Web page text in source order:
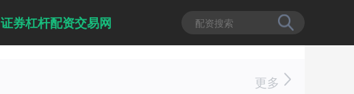
证券杠杆配资交易网
更多